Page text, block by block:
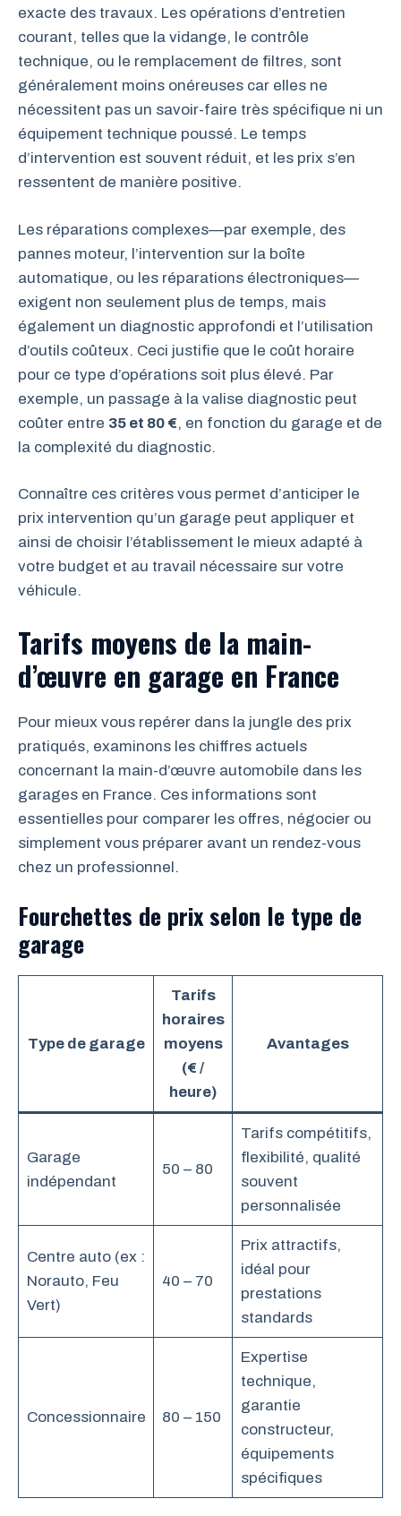
exacte des travaux. Les opérations d’entretien
courant, telles que la vidange, le contrôle
technique, ou le remplacement de filtres, sont
généralement moins onéreuses car elles ne
nécessitent pas un savoir-faire très spécifique ni un
équipement technique poussé. Le temps
d’intervention est souvent réduit, et les prix s’en
ressentent de manière positive.
Les réparations complexes—par exemple, des
pannes moteur, l’intervention sur la boîte
automatique, ou les réparations électroniques—
exigent non seulement plus de temps, mais
également un diagnostic approfondi et l’utilisation
d’outils coûteux. Ceci justifie que le coût horaire
pour ce type d’opérations soit plus élevé. Par
exemple, un passage à la valise diagnostic peut
coûter entre 35 et 80 €, en fonction du garage et de
la complexité du diagnostic.
Connaître ces critères vous permet d’anticiper le
prix intervention qu’un garage peut appliquer et
ainsi de choisir l’établissement le mieux adapté à
votre budget et au travail nécessaire sur votre
véhicule.
Tarifs moyens de la main-
d’œuvre en garage en France
Pour mieux vous repérer dans la jungle des prix
pratiqués, examinons les chiffres actuels
concernant la main-d’œuvre automobile dans les
garages en France. Ces informations sont
essentielles pour comparer les offres, négocier ou
simplement vous préparer avant un rendez-vous
chez un professionnel.
Fourchettes de prix selon le type de
garage
Type de garage
Tarifs
horaires
moyens
(€ /
heure)
Avantages
Garage
indépendant
50 – 80
Tarifs compétitifs,
flexibilité, qualité
souvent
personnalisée
Centre auto (ex :
Norauto, Feu
Vert)
40 – 70
Prix attractifs,
idéal pour
prestations
standards
Concessionnaire 80 – 150
Expertise
technique,
garantie
constructeur,
équipements
spécifiques